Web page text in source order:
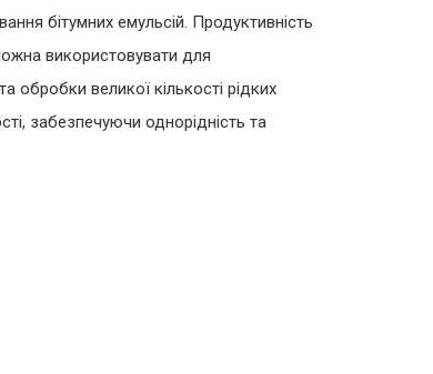
бітумних емульсій. Продуктивність
використовувати для
обробки великої кількості рідких
забезпечуючи однорідність та